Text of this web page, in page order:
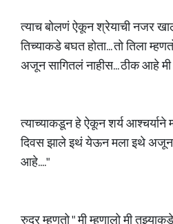
त्याच बोलणं ऐकून श्रेयाची नजर
तिच्याकडे बघत होता... तो तिला
अजून सागितलं नाहीस... ठीक आहे मी
त्याच्याकडून हे ऐकून शर्य
दिवस झाले इथं येऊन मला इथे
आहे...."